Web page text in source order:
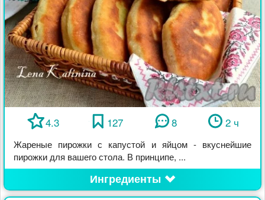
4.3 127 8 2 ч
Жареные пирожки с капустой и яйцом - вкуснейшие
пирожки для вашего стола. В принципе, ...
Ингредиенты